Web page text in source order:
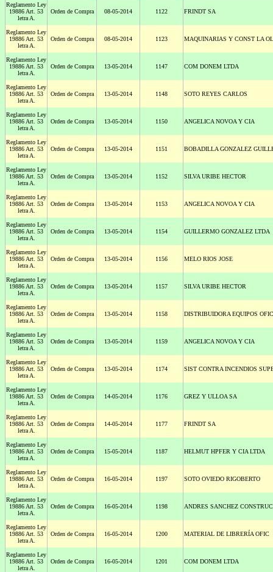
Reglamento Ley
19886 Art. 53
letra A.
Orden de Compra 08-05-2014 1122 FRINDT SA
Reglamento Ley
19886 Art. 53
letra A.
Orden de Compra 08-05-2014 1123 MAQUINARIAS Y CONST LA
Reglamento Ley
19886 Art. 53
letra A.
Orden de Compra 13-05-2014 1147 COM DONEM LTDA
Reglamento Ley
19886 Art. 53
letra A.
Orden de Compra 13-05-2014 1148 SOTO REYES CARLOS
Reglamento Ley
19886 Art. 53
letra A.
Orden de Compra 13-05-2014 1150 ANGELICA NOVOA Y CIA
Reglamento Ley
19886 Art. 53
letra A.
Orden de Compra 13-05-2014 1151 BOBADILLA GONZALEZ
Reglamento Ley
19886 Art. 53
letra A.
Orden de Compra 13-05-2014 1152 SILVA URIBE HECTOR
Reglamento Ley
19886 Art. 53
letra A.
Orden de Compra 13-05-2014 1153 ANGELICA NOVOA Y CIA
Reglamento Ley
19886 Art. 53
letra A.
Orden de Compra 13-05-2014 1154 GUILLERMO GONZALEZ LTDA
Reglamento Ley
19886 Art. 53
letra A.
Orden de Compra 13-05-2014 1156 MELO RIOS JOSE
Reglamento Ley
19886 Art. 53
letra A.
Orden de Compra 13-05-2014 1157 SILVA URIBE HECTOR
Reglamento Ley
19886 Art. 53
letra A.
Orden de Compra 13-05-2014 1158 DISTRIBUIDORA EQUIPOS
Reglamento Ley
19886 Art. 53
letra A.
Orden de Compra 13-05-2014 1159 ANGELICA NOVOA Y CIA
Reglamento Ley
19886 Art. 53
letra A.
Orden de Compra 13-05-2014 1174 SIST CONTRA INCENDIOS
Reglamento Ley
19886 Art. 53
letra A.
Orden de Compra 14-05-2014 1176 GREZ Y ULLOA SA
Reglamento Ley
19886 Art. 53
letra A.
Orden de Compra 14-05-2014 1177 FRINDT SA
Reglamento Ley
19886 Art. 53
letra A.
Orden de Compra 15-05-2014 1187 HELMUT HPFER Y CIA LTDA
Reglamento Ley
19886 Art. 53
letra A.
Orden de Compra 16-05-2014 1197 SOTO OVIEDO RIGOBERTO
Reglamento Ley
19886 Art. 53
letra A.
Orden de Compra 16-05-2014 1198 ANDRES SANCHEZ
Reglamento Ley
19886 Art. 53
letra A.
Orden de Compra 16-05-2014 1200 MATERIAL DE LIBRERÍA OFIC
Reglamento Ley
19886 Art. 53
letra A.
Orden de Compra 16-05-2014 1201 COM DONEM LTDA